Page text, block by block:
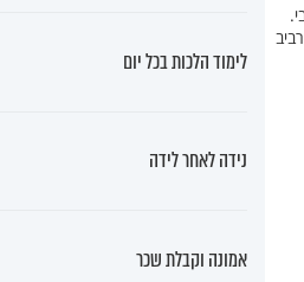
לימוד הלכות בכל יום
נידה לאחר לידה
אמונה וקבלת שכר